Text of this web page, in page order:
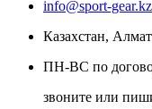
info@sport-gear.kz
Казахстан,
ПН-ВС по
звоните или